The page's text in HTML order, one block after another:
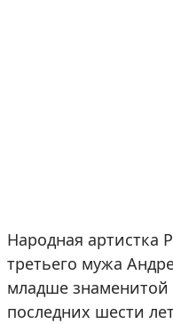
Народная артистка
третьего мужа
младше знаменитой
последних шести